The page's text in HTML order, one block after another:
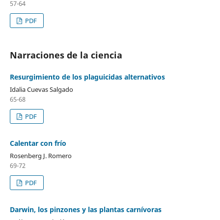
57-64
PDF
Narraciones de la ciencia
Resurgimiento de los plaguicidas alternativos
Idalia Cuevas Salgado
65-68
PDF
Calentar con frío
Rosenberg J. Romero
69-72
PDF
Darwin, los pinzones y las plantas carnívoras